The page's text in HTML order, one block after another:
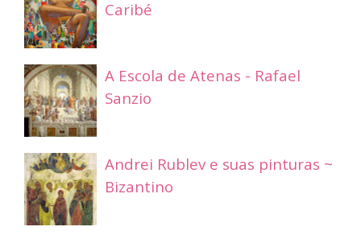
Caribé
A Escola de Atenas - Rafael
Sanzio
Andrei Rublev e suas pinturas ~
Bizantino